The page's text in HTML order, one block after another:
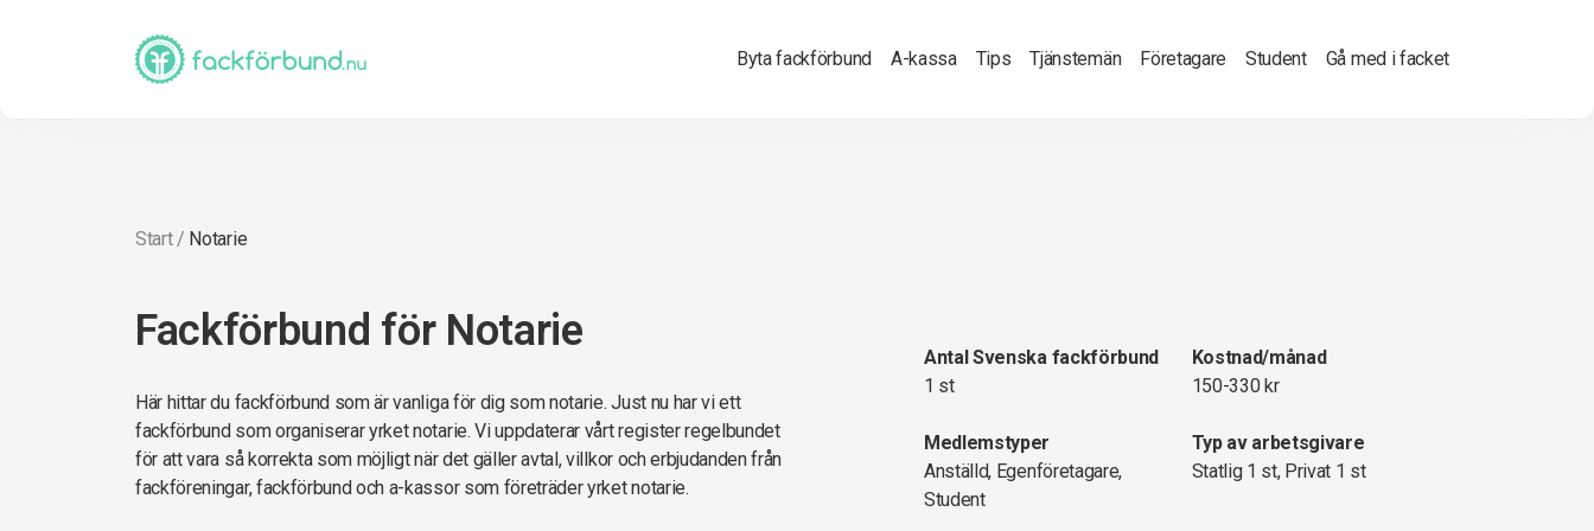
Byta fackförbund A-kassa Tips Tjänstemän Företagare Student Gå med i facket
Start/ Notarie
Fackförbund för Notarie
Här hittar du fackförbund som är vanliga för dig som notarie. Just nu har vi ett
fackförbund som organiserar yrket notarie. Vi uppdaterar vårt register regelbundet
för att vara så korrekta som möjligt när det gäller avtal, villkor och erbjudanden från
fackföreningar, fackförbund och a-kassor som företräder yrket notarie.
Antal Svenska fackförbund
1 st
Kostnad/månad
150-330 kr
Medlemstyper
Anställd, Egenföretagare,
Student
Typ av arbetsgivare
Statlig 1 st, Privat 1 st